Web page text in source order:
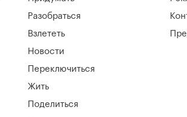
Разобраться
Взлететь
Новости
Переключиться
Жить
Поделиться